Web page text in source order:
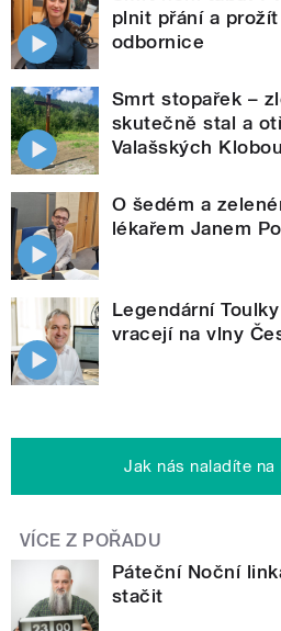
plnit přání a
odbornice
Smrt stopařek –
skutečně stal a
Valašských
O šedém a
lékařem Janem
Legendární
vracejí na vlny
Jak nás naladíte na
VÍCE Z POŘADU
Páteční Noční
stačit